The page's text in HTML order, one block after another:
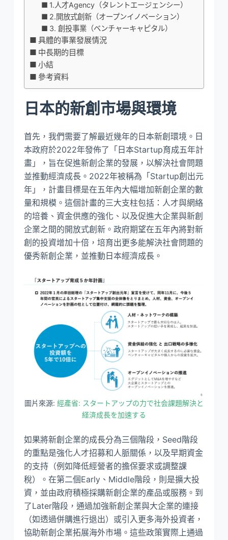
1.人才Agency（タレントエージェンシー）
2.開放式創新（オープンイノベーション）
3. 創投事業（ベンチャーキャピタル）
具體的事業發展情況
中長期的目標
小結
參考資料
日本的新創市場與環境
首先，我們需要了解最近幾年的日本新創環境。日
本政府於2022年發佈了「日本Startup育成五年計
畫」，旨在促進新創企業的發展，以解決社會問題
並推動經濟成長。2022年被稱為「Startup創出元
年」，計畫目標是在五年內大幅增加新創企業的數
量和規模。這個計畫的三大支柱包括：人才與網絡
的培養、資金供應的強化、以及促進大企業與新創
企業之間的開放式創新。政府期望在五年內將對新
創的投資增加十倍，培育出更多能解決社會問題的
優秀新創企業，並推動日本經濟成長。
圖片來源: 經產省: スタートアップの力で社会課題解決と
経済成長を加速する
如果將新創企業的成長分為三個階段，Seed階段
的重點是強化人才招募和人脈關係，以及早期資金
的支持（例如降低經營者的擔保要求或調整課
稅）。在第二個Early、Middle階段，則是擴大投
資，並由政府積極採購新創企業的產品或服務。到
了Later階段，通過加強新創企業與大企業的連接
（如透過併購進行退出）或引入更多海外投資者，
協助新創企業拓展海外市場。這些政策實際上通過